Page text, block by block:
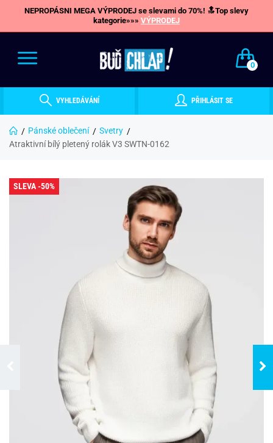
NEPROPÁSNI MEGA VÝPRODEJ se slevami do 70%! 🔝Top slevy
kategorie»»» VÝPRODEJ
0
VYHLEDÁVÁNÍ PŘIHLÁSIT SE
Pánské oblečení
Svetry
Atraktivní bílý pletený rolák V3 SWTN-0162
SLEVA -50%